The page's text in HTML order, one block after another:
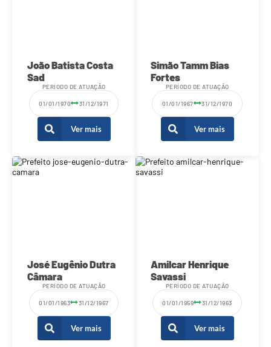
João Batista Costa
Sad
PERÍODO DE ATUAÇÃO
01/01/1970 31/12/1971
Ver mais
Simão Tamm Bias
Fortes
PERÍODO DE ATUAÇÃO
01/01/1967 31/12/1970
Ver mais
José Eugênio Dutra
Câmara
PERÍODO DE ATUAÇÃO
01/01/1963 31/12/1967
Ver mais
Amilcar Henrique
Savassi
PERÍODO DE ATUAÇÃO
01/01/1959 31/12/1963
Ver mais